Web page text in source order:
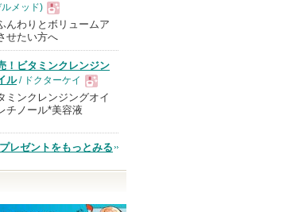
ルメッド)
現
品
んわりとボリュームア
せたい方へ
！ビタミンクレンジン
ル/ ドクターケイ
現
品
ミンクレンジングオイ
チノール*美容液
プレゼントをもっとみる